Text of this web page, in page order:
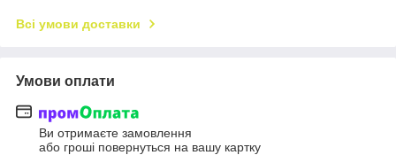
Всі умови доставки
Умови оплати
Ви отримаєте замовлення
або гроші повернуться на вашу картку